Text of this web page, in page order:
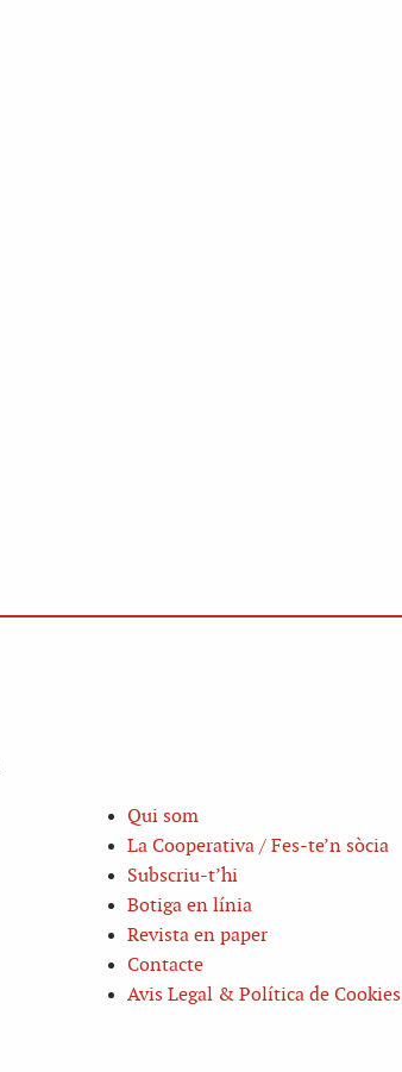
Qui som
La Cooperativa / Fes-te’n sòcia
Subscriu-t’hi
Botiga en línia
Revista en paper
Contacte
Avis Legal & Política de Cookies